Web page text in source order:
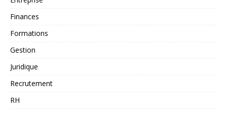
Finances
Formations
Gestion
Juridique
Recrutement
RH